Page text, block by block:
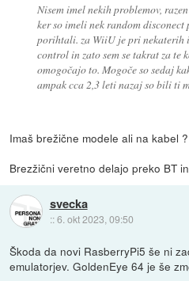
Nisem imel nekih problemov,
ker so imeli nek random disconect
porihtali. za WiiU je pri nekaterih
control in zato sem se takrat za
omogočajo to. Mogoče so sedaj
ampak cca 2,3 leti nazaj so bili ti
Imaš brežične modele ali na kabel ?
Brezžični veretno delajo preko BT
svecka
::6. okt 2023, 09:50
Škoda da novi RasberryPi5 še ni
emulatorjev. GoldenEye 64 je še